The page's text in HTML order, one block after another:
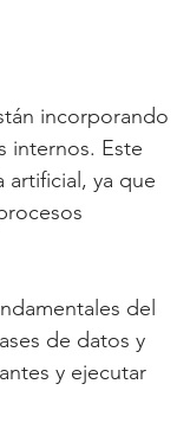
incorporando
internos. Este
ya que
del
de datos y
y ejecutar